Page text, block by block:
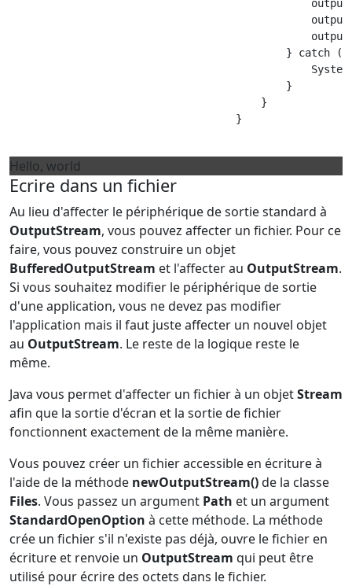
} catch
                                            }
                                        }
                                    }
Hello, world
Ecrire dans un fichier
Au lieu d'affecter le périphérique de sortie standard à
OutputStream, vous pouvez affecter un fichier. Pour ce
faire, vous pouvez construire un objet
BufferedOutputStream et l'affecter au OutputStream.
Si vous souhaitez modifier le périphérique de sortie
d'une application, vous ne devez pas modifier
l'application mais il faut juste affecter un nouvel objet
au OutputStream. Le reste de la logique reste le
même.
Java vous permet d'affecter un fichier à un objetStream
afin que la sortie d'écran et la sortie de fichier
fonctionnent exactement de la même manière.
Vous pouvez créer un fichier accessible en écriture à
l'aide de la méthode newOutputStream()de la classe
Files. Vous passez un argument Path et un argument
StandardOpenOption à cette méthode. La méthode
crée un fichier s'il n'existe pas déjà, ouvre le fichier en
écriture et renvoie un OutputStream qui peut être
utilisé pour écrire des octets dans le fichier.